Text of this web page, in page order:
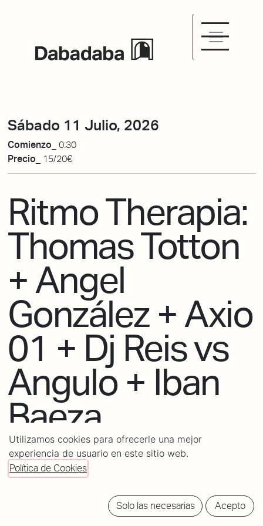
Sábado 11 Julio, 2026
Comienzo_ 0:30
Precio_
15/20€
Ritmo Therapia:
Thomas Totton
+ Angel
González + Axio
01 + Dj Reis vs
Angulo + Iban
Baeza
Utilizamos cookies para ofrecerle una mejor
experiencia de usuario en este sitio web.
Política de Cookies
Solo las necesarias Acepto